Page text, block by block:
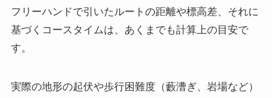
フリーハンドで引いたルートの距離や標高差、それに
基づくコースタイムは、あくまでも計算上の目安で
す。
実際の地形の起伏や歩行困難度（藪漕ぎ、岩場など）